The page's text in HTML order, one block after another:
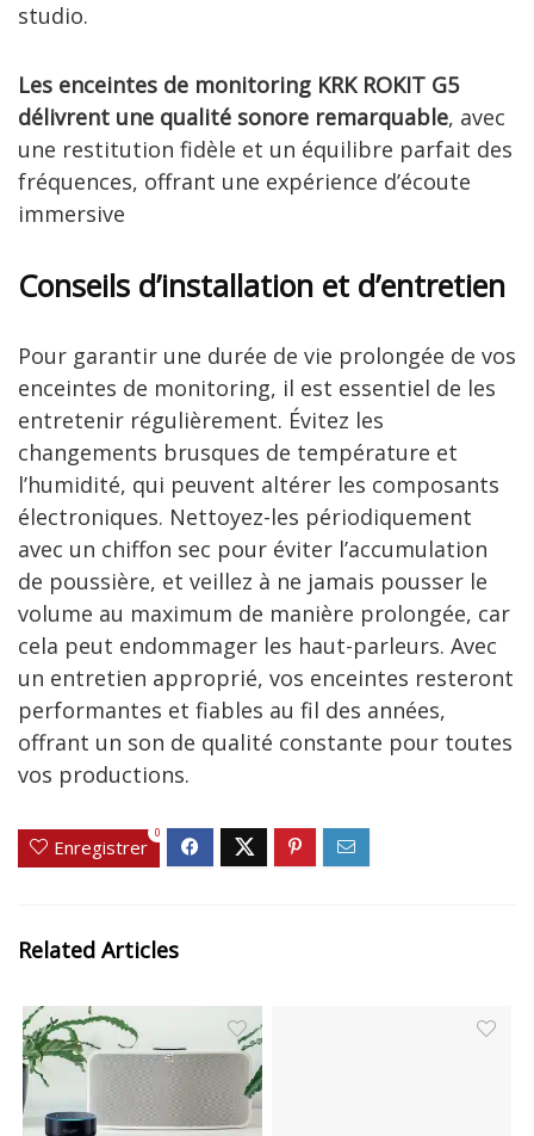
studio.
Les enceintes de monitoring KRK ROKIT G5
délivrent une qualité sonore remarquable, avec
une restitution fidèle et un équilibre parfait des
fréquences, offrant une expérience d’écoute
immersive
Conseils d’installation et d’entretien
Pour garantir une durée de vie prolongée de vos
enceintes de monitoring, il est essentiel de les
entretenir régulièrement. Évitez les
changements brusques de température et
l’humidité, qui peuvent altérer les composants
électroniques. Nettoyez-les périodiquement
avec un chiffon sec pour éviter l’accumulation
de poussière, et veillez à ne jamais pousser le
volume au maximum de manière prolongée, car
cela peut endommager les haut-parleurs. Avec
un entretien approprié, vos enceintes resteront
performantes et fiables au fil des années,
offrant un son de qualité constante pour toutes
vos productions.
Enregistrer
0
Related Articles